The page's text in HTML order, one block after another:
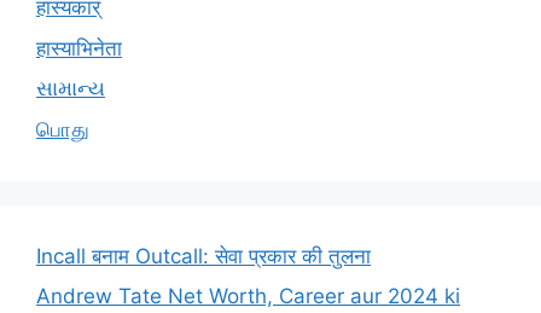
हास्यकार्
हास्याभिनेता
સામાન્ય
பொது
Incall बनाम Outcall: सेवा प्रकार की तुलना
Andrew Tate Net Worth, Career aur 2024 ki